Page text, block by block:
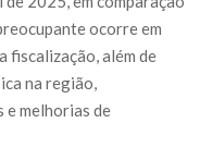
ocorre em
fiscalização, além de
na região,
e melhorias de